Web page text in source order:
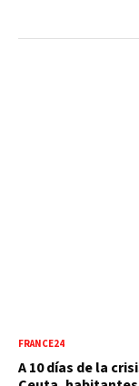
FRANCE24
A 10 días de la